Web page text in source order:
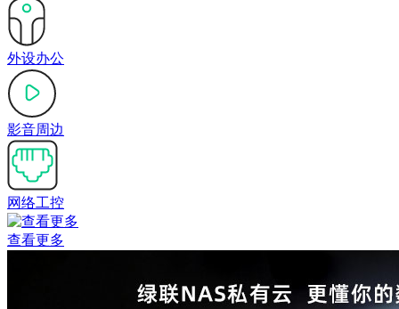
外设办公
影音周边
网络工控
查看更多